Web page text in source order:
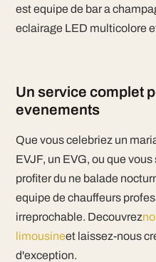
est equipe de bar a
eclairage LED multicolore
Un service complet
evenements
Que vous celebriez un
EVJF, un EVG, ou que
profiter du ne balade
equipe de chauffeurs
irreprochable. Decouvrez
limousineet laissez-nous
d'exception.